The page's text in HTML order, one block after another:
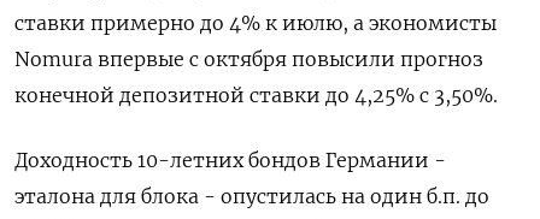
ставки примерно до 4% к июлю, а экономисты
Nomura впервые с октября повысили прогноз
конечной депозитной ставки до 4,25% с 3,50%.
Доходность 10-летних бондов Германии -
эталона для блока - опустилась на один б.п. до